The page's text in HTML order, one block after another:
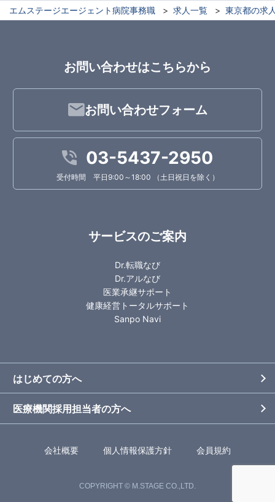
エムステージエージェント病院事務職 求人一覧 東京都の求
お問い合わせはこちらから
お問い合わせフォーム
03-5437-2950
受付時間 平日9:00～18:00 （土日祝日を除く）
サービスのご案内
Dr.転職なび
Dr.アルなび
医業承継サポート
健康経営トータルサポート
Sanpo Navi
はじめての方へ
医療機関採用担当者の方へ
会社概要 個人情報保護方針 会員規約
COPYRIGHT © M.STAGE CO.,LTD.